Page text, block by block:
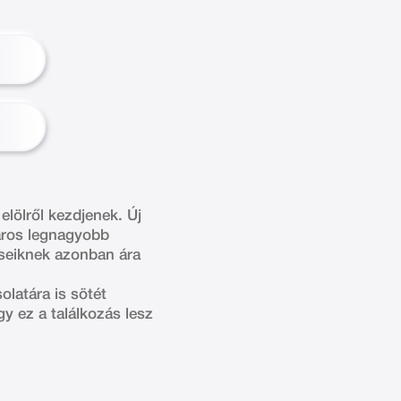
kezdjenek. Új
legnagyobb
azonban ára
is sötét
ez a találkozás lesz